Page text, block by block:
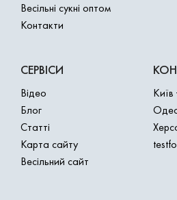
Весільні сукні оптом
Контакти
СЕРВІСИ
Відео
Блог
Статті
Карта сайту
Весільний сайт
Київ